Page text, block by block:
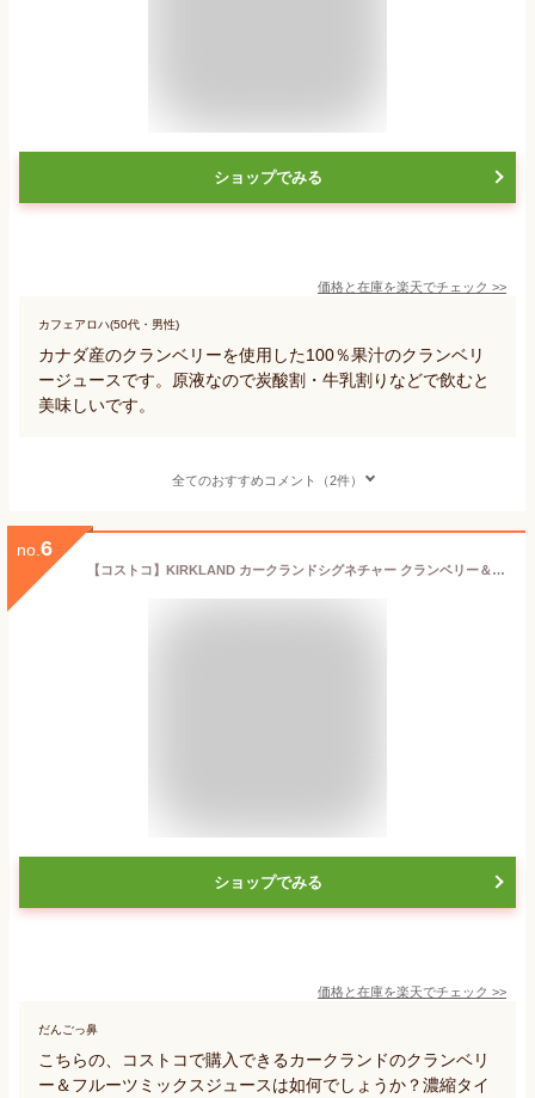
ショップでみる
価格と在庫を楽天でチェック >>
カフェアロハ(50代・男性)
カナダ産のクランベリーを使用した100％果汁のクランベリ
ージュースです。原液なので炭酸割・牛乳割りなどで飲むと
美味しいです。
全てのおすすめコメント（2件）
no. 6
【コストコ】KIRKLAND カークランドシグネチャー クランベリー＆フルーツミックス濃縮還元ジュース 2本セット
ショップでみる
価格と在庫を楽天でチェック >>
だんごっ鼻
こちらの、コストコで購入できるカークランドのクランベリ
ー＆フルーツミックスジュースは如何でしょうか？濃縮タイ